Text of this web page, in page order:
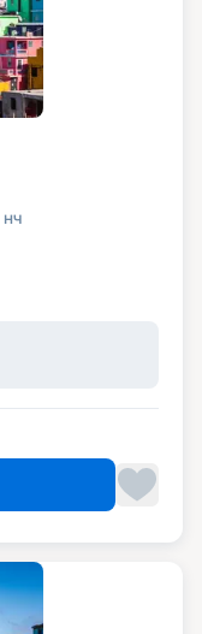
нч